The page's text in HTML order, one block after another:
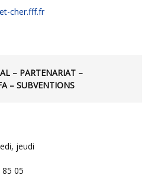
cher.fff.fr
– SUBVENTIONS
jeudi
85 05